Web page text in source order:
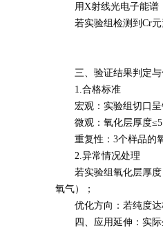
用X射线光电子能谱（
若实验组检测到Cr元
三、验证结果判定与
1.合格标准
宏观：实验组切口呈
微观：氧化层厚度
重复性：3个样品的氧
2.异常情况处理
若实验组氧化层厚度＞
氧气）；
优化方向：若纯度达
四、应用延伸：实际